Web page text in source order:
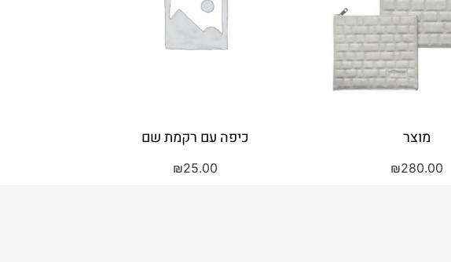
מוצר
₪280.00
כיפה עם רקמת שם
₪25.00